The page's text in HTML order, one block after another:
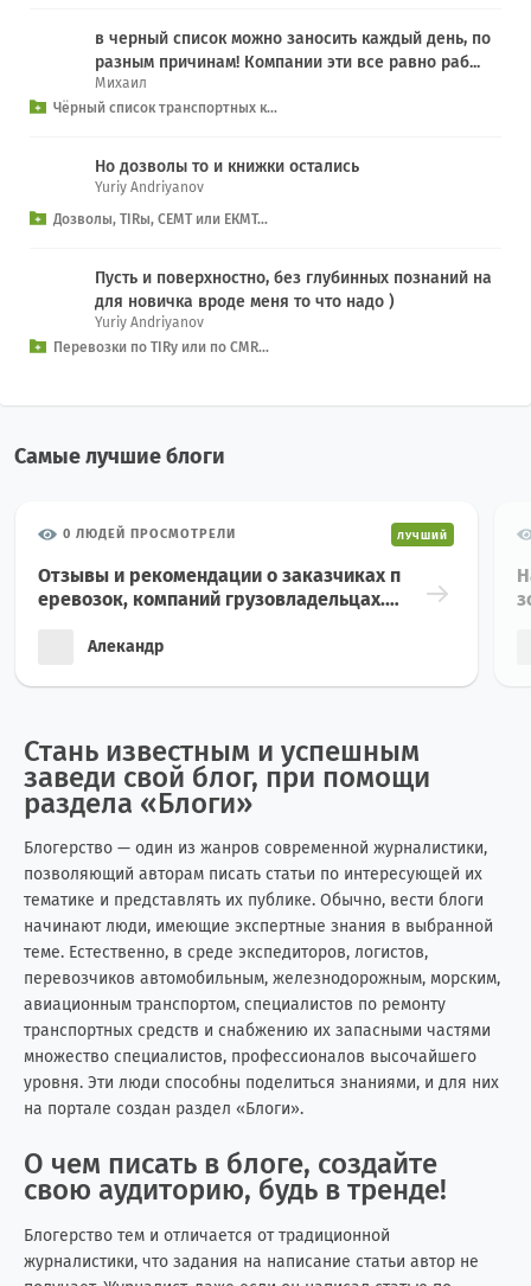
в черный список можно заносить каждый день, по
разным причинам! Компании эти все равно раб...
Михаил
Чёрный список транспортных к...
Но дозволы то и книжки остались
Yuriy Andriyanov
Дозволы, TIRы, СЕМТ или ЕКМТ...
Пусть и поверхностно, без глубинных познаний на
для новичка вроде меня то что надо )
Yuriy Andriyanov
Перевозки по TIRу или по CMR...
Самые лучшие блоги
0 ЛЮДЕЙ ПРОСМОТРЕЛИ ЛУЧШИЙ
Отзывы и рекомендации о заказчиках п
еревозок, компаний грузовладельцах.
ых компаниях. Рынок международных г
асль эконом...
Алекандр
Стань известным и успешным
заведи свой блог, при помощи
раздела «Блоги»
Блогерство — один из жанров современной журналистики,
позволяющий авторам писать статьи по интересующей их
тематике и представлять их публике. Обычно, вести блоги
начинают люди, имеющие экспертные знания в выбранной
теме. Естественно, в среде экспедиторов, логистов,
перевозчиков автомобильным, железнодорожным, морским,
авиационным транспортом, специалистов по ремонту
транспортных средств и снабжению их запасными частями
множество специалистов, профессионалов высочайшего
уровня. Эти люди способны поделиться знаниями, и для них
на портале создан раздел «Блоги».
О чем писать в блоге, создайте
свою аудиторию, будь в тренде!
Блогерство тем и отличается от традиционной
журналистики, что задания на написание статьи автор не